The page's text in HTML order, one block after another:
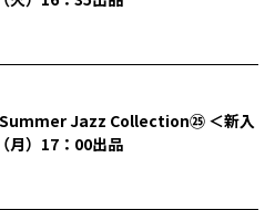
Summer Jazz Collection㉕ ＜新入
月）17：00出品